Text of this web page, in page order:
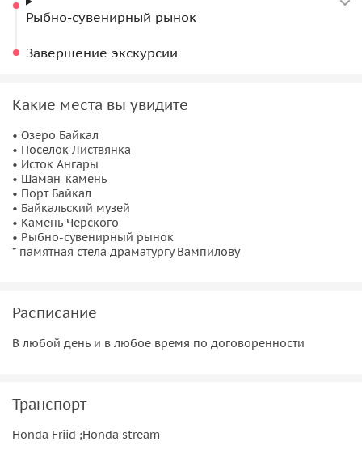
совершить прогулку на катере с прозрачным дном —
побывать на экскурсии в солнечную обсерваторию
посетить храм Николая Угодника, покровителя
из сцен фильма «Звезда пленительного счастья»;
совершить конную прогулку по лесу (40 минут) —
2500 руб./чел. (бронируется заранее);
посетить питомник Байкальских хаски (прогулка по
лесной тропинке, общение с умнейшей собакой) —
от 1500 руб./чел.;
побывать в частном музее с ретро-автомобилями и
Рыбно-сувенирный рынок
Завершение экскурсии
Какие места вы увидите
• Озеро Байкал
• Поселок Листвянка
• Исток Ангары
• Шаман-камень
• Порт Байкал
• Байкальский музей
• Камень Черского
• Рыбно-сувенирный рынок
* памятная стела драматургу Вампилову
Расписание
В любой день и в любое время по договоренности
Транспорт
Honda Friid ;Honda stream